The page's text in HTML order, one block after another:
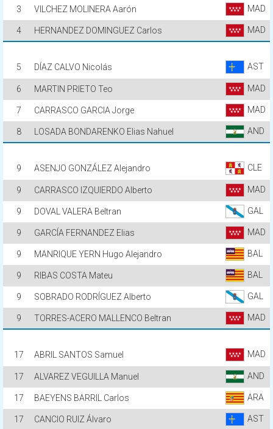
3 VILCHEZ MOLINERA Aarón MAD
4 HERNANDEZ DOMINGUEZ Carlos MAD
5 DÍAZ CALVO Nicolás AST
6 MARTIN PRIETO Teo MAD
7 CARRASCO GARCIA Jorge MAD
8 LOSADA BONDARENKO Elias Nahuel AND
9 ASENJO GONZÁLEZ Alejandro CLE
9 CARRASCO IZQUIERDO Alberto MAD
9 DOVAL VALERA Beltran GAL
9 GARCÍA FERNANDEZ Elias MAD
9 MANRIQUE YERN Hugo Alejandro BAL
9 RIBAS COSTA Mateu BAL
9 SOBRADO RODRÍGUEZ Alberto GAL
9 TORRES-ACERO MALLENCO Beltran MAD
17 ABRIL SANTOS Samuel MAD
17 ALVAREZ VEGUILLA Manuel AND
17 BAEYENS BARRIL Carlos ARA
17 CANCIO RUIZ Álvaro AST